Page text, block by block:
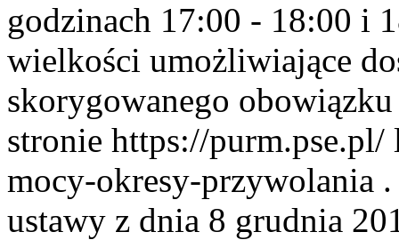
godzinach 17:00 - 18:00 i
wielkości umożliwiające
skorygowanego
stronie https://
mocy-okresy-przywolania
ustawy z dnia 8 grudnia